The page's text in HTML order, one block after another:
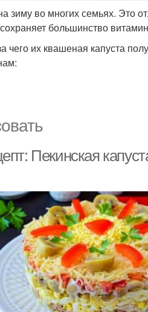
зиму во многих семьях. Это
большинство
чего их квашеная капуста
Пекинская